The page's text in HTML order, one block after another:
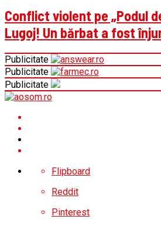
Conflict violent pe „Podul
Lugoj! Un bărbat a fost
Publicitate
Publicitate
Publicitate
Flipboard
Reddit
Pinterest